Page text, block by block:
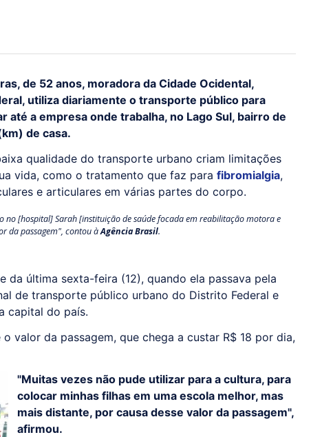
de 52 anos, moradora da Cidade Ocidental,
utiliza diariamente o transporte público para
até a empresa onde trabalha, no Lago Sul, bairro de
de casa.
qualidade do transporte urbano criam limitações
vida, como o tratamento que faz para fibromialgia,
e articulares em várias partes do corpo.
[hospital] Sarah [instituição de saúde focada em reabilitação motora e
da passagem", contou àAgência Brasil.
última sexta-feira (12), quando ela passava pela
de transporte público urbano do Distrito Federal e
capital do país.
valor da passagem, que chega a custar R$ 18 por dia,
"Muitas vezes não pude utilizar para a cultura, para
colocar minhas filhas em uma escola melhor, mas
mais distante, por causa desse valor da passagem",
afirmou.